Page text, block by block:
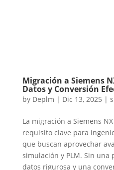
Migración a Siemens
Datos y Conversión
by Deplm | Dic 13, 2025 |
La migración a Siemens
requisito clave para
que buscan aprovechar
simulación y PLM. Sin una
datos rigurosa y una